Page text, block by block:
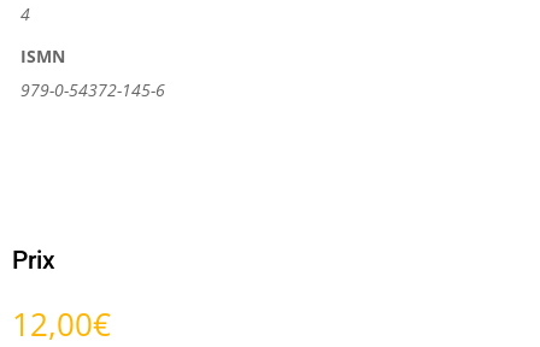
4
ISMN
979-0-54372-145-6
Prix
12,00€